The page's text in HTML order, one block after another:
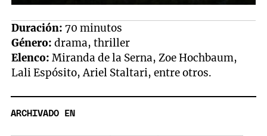
Duración: 70 minutos
Género: drama, thriller
Elenco: Miranda de la Serna, Zoe Hochbaum,
Lali Espósito, Ariel Staltari, entre otros.
ARCHIVADO EN